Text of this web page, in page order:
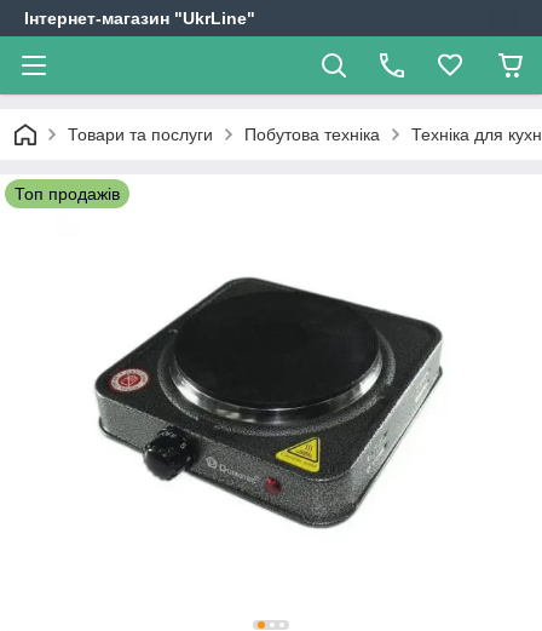
Інтернет-магазин "UkrLine"
Товари та послуги Побутова техніка Техніка для
Топ продажів